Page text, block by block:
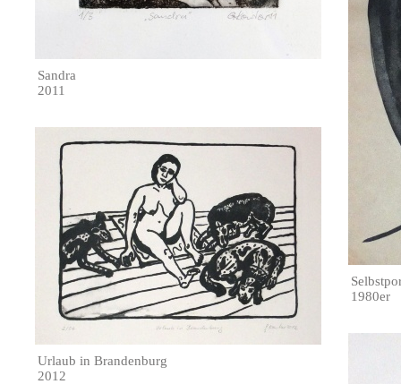
Sandra
2011
1980er
Urlaub in Brandenburg
2012